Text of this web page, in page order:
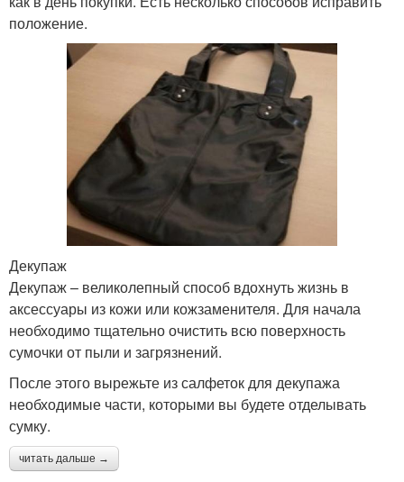
положение.
Декупаж
Декупаж – великолепный способ вдохнуть жизнь в
аксессуары из кожи или кожзаменителя. Для начала
необходимо тщательно очистить всю поверхность
сумочки от пыли и загрязнений.
После этого вырежьте из салфеток для декупажа
необходимые части, которыми вы будете отделывать
сумку.
читать дальше →